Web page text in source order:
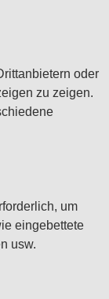
oder
zu zeigen.
um
eingebettete
usw.